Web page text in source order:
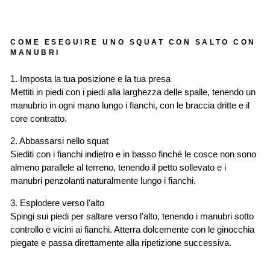
COME ESEGUIRE UNO SQUAT CON SALTO CON
MANUBRI
1. Imposta la tua posizione e la tua presa
Mettiti in piedi con i piedi alla larghezza delle spalle, tenendo un
manubrio in ogni mano lungo i fianchi, con le braccia dritte e il
core contratto.
2. Abbassarsi nello squat
Siediti con i fianchi indietro e in basso finché le cosce non sono
almeno parallele al terreno, tenendo il petto sollevato e i
manubri penzolanti naturalmente lungo i fianchi.
3. Esplodere verso l'alto
Spingi sui piedi per saltare verso l'alto, tenendo i manubri sotto
controllo e vicini ai fianchi. Atterra dolcemente con le ginocchia
piegate e passa direttamente alla ripetizione successiva.